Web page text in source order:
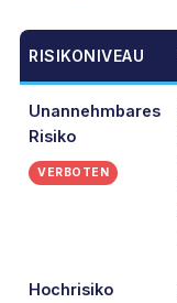
RISIKONIVEAU
Unannehmbares
Risiko
VERBOTEN
Hochrisiko